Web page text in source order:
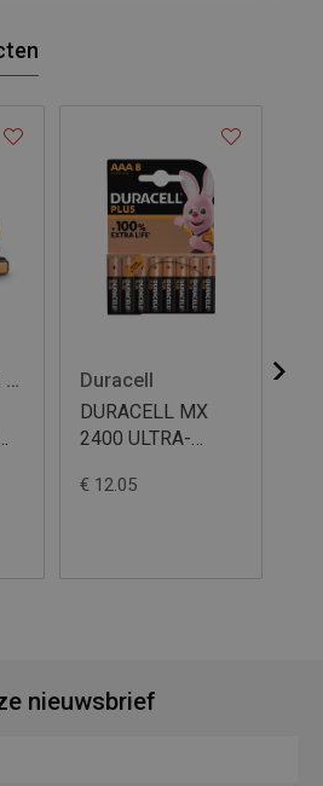
Powerplus Dual Power
Duracell
DURACELL MX
2400 ULTRA-
BLx8
€ 12.05
nieuwsbrief